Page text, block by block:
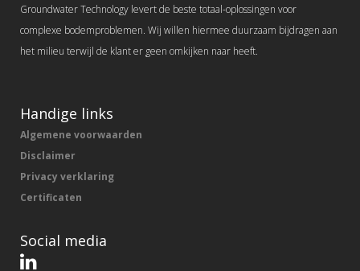
Groundwater Technology levert de beste totaal-oplossingen voor
complexe bodemproblemen. Wij willen hiermee duurzaam bijdragen aan
het milieu terwijl de klant er geen omkijken naar heeft.
Handige links
Algemene voorwaarden
Disclaimer
Privacy verklaring
Certificaten
Social media